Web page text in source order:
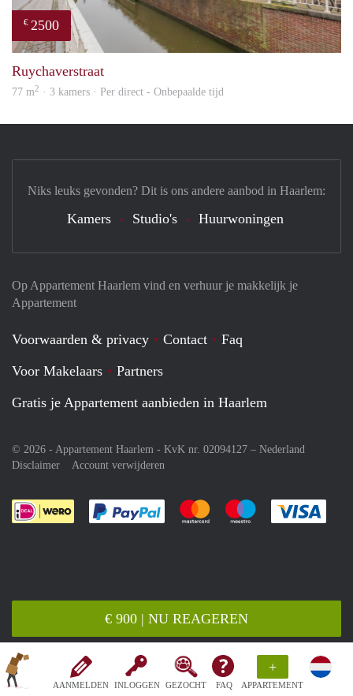
AANMELDEN INLOGGEN GEZOCHT FAQ
+
APPARTEMENT
€ 900 | NU REAGEREN
€ 2500
Ruychaverstraat
77 m2 · 3 kamers · Per direct - Onbepaalde tijd
Op Appartement Haarlem vind en verhuur je makkelijk je
Appartement
Voorwaarden & privacy Contact
Faq
Voor Makelaars
Partners
Gratis je Appartement aanbieden in Haarlem
© 2026 - Appartement Haarlem - KvK nr. 02094127 – Nederland
Disclaimer
Account verwijderen
Je rekent gemakkelijk af met Paypal
Je rekent gemakkelijk af met
Je rekent
Niks leuks gevonden? Dit is ons andere aanbod in Haarlem:
Kamers Studio's Huurwoningen